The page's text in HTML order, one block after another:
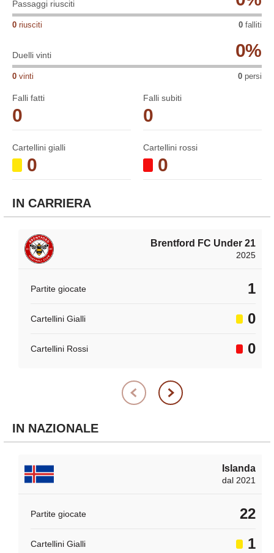
Passaggi riusciti
0 riusciti 0 falliti
Duelli vinti 0%
0 vinti 0 persi
Falli fatti
0
Falli subiti
0
Cartellini gialli
0
Cartellini rossi
0
IN CARRIERA
Brentford FC Under 21
2025
Partite giocate 1
Cartellini Gialli 0
Cartellini Rossi 0
IN NAZIONALE
Islanda
dal 2021
Partite giocate 22
Cartellini Gialli 1